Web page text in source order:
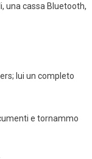
una cassa Bluetooth,
lui un completo
e tornammo